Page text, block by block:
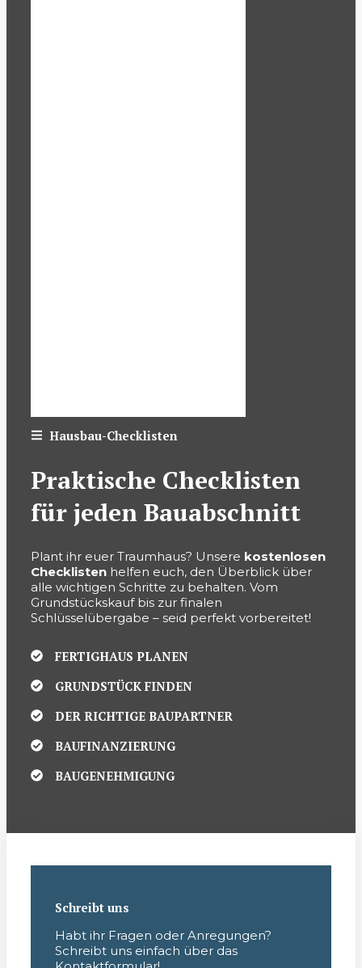
Hausbau-Checklisten
Praktische Checklisten
für jeden Bauabschnitt
Plant ihr euer Traumhaus? Unsere kostenlosen
Checklisten helfen euch, den Überblick über
alle wichtigen Schritte zu behalten. Vom
Grundstückskauf bis zur finalen
Schlüsselübergabe – seid perfekt vorbereitet!
FERTIGHAUS PLANEN
GRUNDSTÜCK FINDEN
DER RICHTIGE BAUPARTNER
BAUFINANZIERUNG
BAUGENEHMIGUNG
Schreibt uns
Habt ihr Fragen oder Anregungen?
Schreibt uns einfach über das